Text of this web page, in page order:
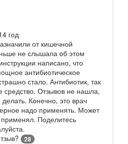
год
от кишечной
не слышала об этом
написано, что
антибиотическое
стало. Антибиотик, так
Отзывов не нашла,
Конечно, это врач
надо применять. Может
применял. Поделитесь
28